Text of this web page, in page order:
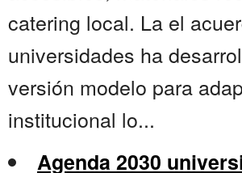
catering local. La el
universidades ha
versión modelo para
institucional lo...
Agenda 2030